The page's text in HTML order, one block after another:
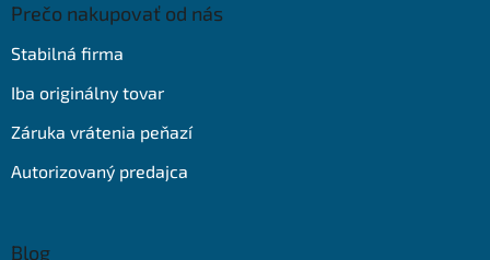
Prečo nakupovať od nás
Stabilná firma
Iba originálny tovar
Záruka vrátenia peňazí
Autorizovaný predajca
Blog